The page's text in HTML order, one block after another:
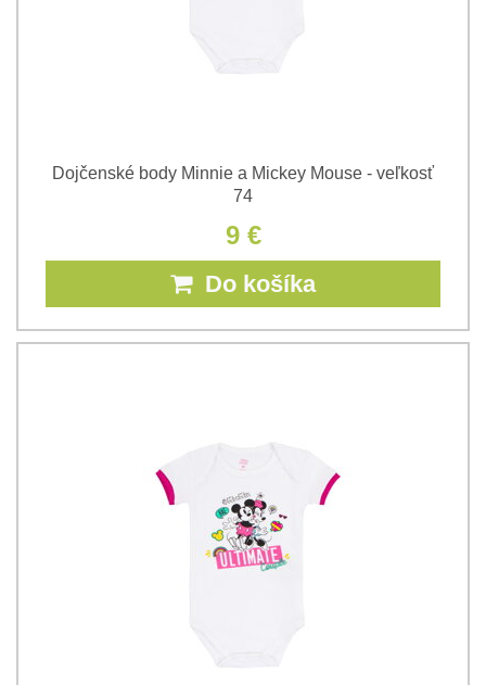
Dojčenské body Minnie a Mickey Mouse - veľkosť
74
9 €
Do košíka